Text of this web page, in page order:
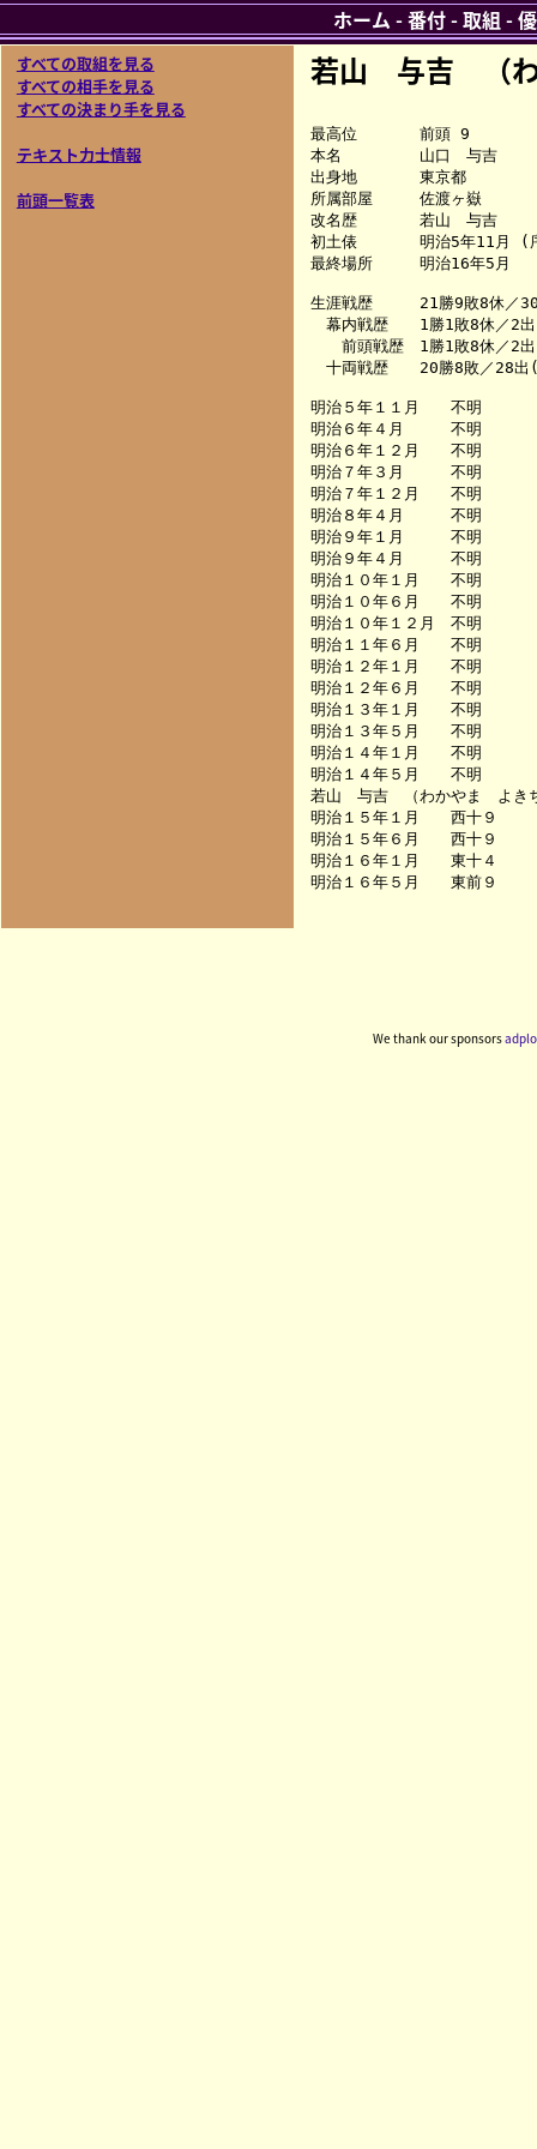
すべての取組を見る
すべての相手を見る
すべての決まり手を見る
テキスト力士情報
前頭一覧表
若山 与吉 （
最高位　　　　前頭 9
本名　　　　　山口　与吉
出身地　　　　東京都
所属部屋　　　佐渡ヶ嶽
改名歴　　　　若山　与吉
初土俵　　　　明治5年11月 (
最終場所　　　明治16年5月
生涯戦歴　　　21勝9敗8休／
幕内戦歴　　1勝1敗8休／2
前頭戦歴　1勝1敗8休／2
十両戦歴　　20勝8敗／28
明治５
明治６
明治６
明治７
明治７
明治８
明治９
明治９
明治１
明治１
明治１
明治１
明治１
明治１
明治１
明治１
明治１
明治１
若山　与吉　（わかやま　よき
明治１５年１月　　西十９
明治１５年６月　　西十９
明治１６年１月　　東十４
ホーム -番付-取組 -
We thank our sponsors